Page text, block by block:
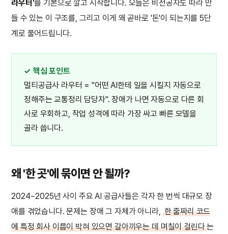
라우터'를 기본으로 깔고 시작합니다. 오늘은 비전공자도 따라 만
들 수 있는 이 구조를, 그리고 이게 왜 곧바로 '돈'이 되는지를 5단
계로 풀어드립니다.
✓ 핵심 포인트
멀티공급사 라우터 = "어떤 AI한테 일을 시킬지 자동으로
정해주는 교통정리 담당자". 장애가 나면 자동으로 다른 회
사로 우회하고, 작업 성격에 따라 가장 싸고 빠른 모델을
골라 씁니다.
왜 '한 곳'에 묶이면 안 될까?
2024~2025년 사이 주요 AI 공급사들은 각자 한 번씩 대규모 장
애를 겪었습니다. 문제는 장애 그 자체가 아니라, 한 줄짜리 코드
에 특정 회사 이름이 박혀 있으면 갈아끼우는 데 며칠이 걸린다는